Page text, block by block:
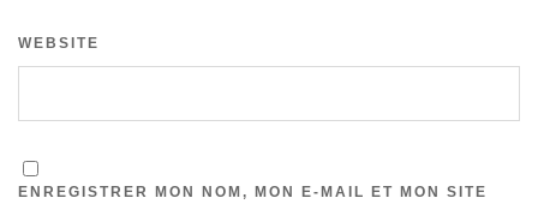
WEBSITE
ENREGISTRER MON NOM, MON E-MAIL ET MON SITE